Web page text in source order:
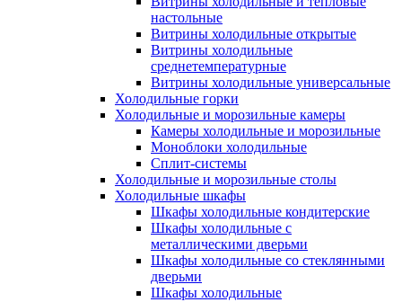
настольные
Витрины холодильные открытые
Витрины холодильные
среднетемпературные
Витрины холодильные универсальные
Холодильные горки
Холодильные и морозильные камеры
Камеры холодильные и морозильные
Моноблоки холодильные
Сплит-системы
Холодильные и морозильные столы
Холодильные шкафы
Шкафы холодильные кондитерские
Шкафы холодильные с
металлическими дверьми
Шкафы холодильные со стеклянными
дверьми
Шкафы холодильные